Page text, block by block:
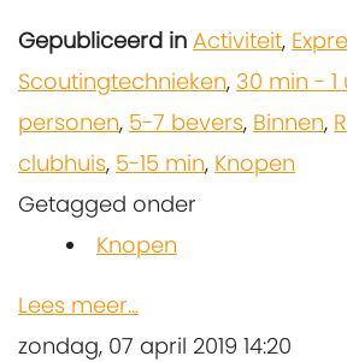
Gepubliceerd in Activiteit,
Scoutingtechnieken, 30 min - 1
personen, 5-7 bevers, Binnen,
clubhuis, 5-15 min, Knopen
Getagged onder
Knopen
Lees meer...
zondag, 07 april 2019 14:20